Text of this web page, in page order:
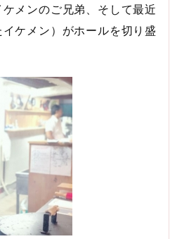
メンのご兄弟、そして最近
ケメン）がホールを切り盛